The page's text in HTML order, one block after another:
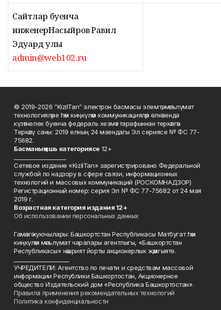
Сайтлар буенча
инженерНасыйров Равил
Эдуард улы
admin@web102.ru
© 2019-2026 “KizilTan” электрон басмасы элемтә, мәгълүмат
технологияләре һәм киңкүләм коммуникацияләр өлкәсендә
күзәтчелек буенча федераль хезмәт тарафыннан теркәлгән.
Теркәлү саны: 2019 елның 24 маендагы Эл сериясе № ФС 77-
75682.
Басманың яшь категориясе12+
Сетевое издание «KizilTan» зарегистрировано Федеральной
службой по надзору в сфере связи, информационных
технологий и массовых коммуникаций (РОСКОМНАДЗОР)
Регистрационный номер: серия Эл № ФС 77-75682 от 24 мая
2019 г.
Возрастная категория издания 12+
Об использовании персональных данных
Гамәлгә куючылары: Башкортстан Республикасы Матбугат һәм
киңкүләм мәгълүмат чаралары агентлыгы, «Башкортстан
Республикасы» нәшрият йорты акционерлык җәмгыяте.
УЧРЕДИТЕЛИ: Агентство по печати и средствам массовой
информации Республики Башкортостан, Акционерное
общество Издательский дом «Республика Башкортостан».
Правила применения рекомендательных технологий
Политика конфиденциальности